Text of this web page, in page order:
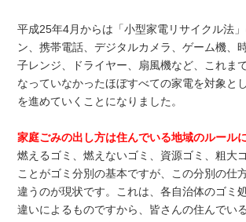
平成25年4月からは「小型家電リサイクル法
ン、携帯電話、デジタルカメラ、ゲーム機、
子レンジ、ドライヤー、扇風機など、これま
なっていなかったほぼすべての家電を対象と
を進めていくことになりました。
家庭ごみの出し方は住んでいる地域のルール
燃えるゴミ、燃えないゴミ、資源ゴミ、粗大
ことがゴミ分別の基本ですが、この分別の仕
違うのが現状です。これは、各自治体のゴミ
違いによるものですから、皆さんの住んでい